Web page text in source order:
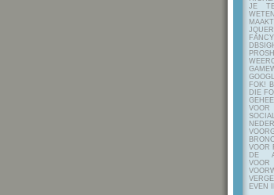
JE
FOK!
DIE
VOOR
VOOR
DE
EVEN